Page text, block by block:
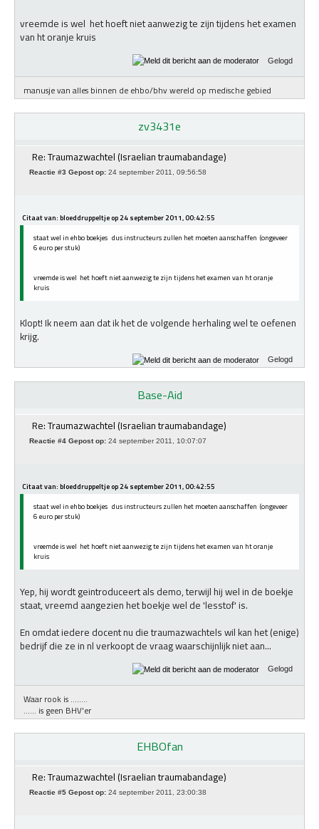
vreemde is wel het hoeft niet aanwezig te zijn tijdens het examen
van ht oranje kruis
Gelogd
manusje van alles binnen de ehbo/bhv wereld op medische gebied
zv3431e
Re: Traumazwachtel (Israelian traumabandage)
Reactie #3 Gepost op: 24 september 2011, 09:56:58
Citaat van: bloeddruppeltje op 24 september 2011, 00:42:55
staat wel in ehbo boekjes dus instructeurs zullen het moeten aanschaffen (ongeveer
6 euro per stuk)
vreemde is wel het hoeft niet aanwezig te zijn tijdens het examen van ht oranje
kruis
Klopt! Ik neem aan dat ik het de volgende herhaling wel te oefenen
krijg.
Gelogd
Base-Aid
Re: Traumazwachtel (Israelian traumabandage)
Reactie #4 Gepost op: 24 september 2011, 10:07:07
Citaat van: bloeddruppeltje op 24 september 2011, 00:42:55
staat wel in ehbo boekjes dus instructeurs zullen het moeten aanschaffen (ongeveer
6 euro per stuk)
vreemde is wel het hoeft niet aanwezig te zijn tijdens het examen van ht oranje
kruis
Yep, hij wordt geintroduceert als demo, terwijl hij wel in de boekje
staat, vreemd aangezien het boekje wel de 'lesstof' is.
En omdat iedere docent nu die traumazwachtels wil kan het (enige)
bedrijf die ze in nl verkoopt de vraag waarschijnlijk niet aan...
Gelogd
Waar rook is ........
...... is geen BHV'er
EHBOfan
Re: Traumazwachtel (Israelian traumabandage)
Reactie #5 Gepost op: 24 september 2011, 23:00:38